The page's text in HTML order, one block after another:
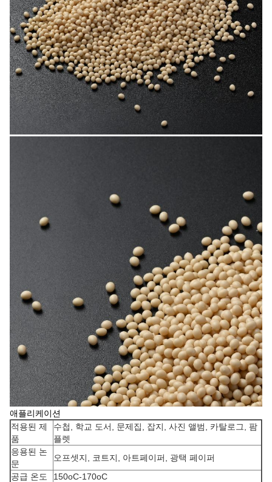
애플리케이션
적용된 제
품
수첩, 학교 도서, 문제집, 잡지, 사진 앨범, 카탈로그, 팜
플렛
응용된 논
문
오프셋지, 코트지, 아트페이퍼, 광택 페이퍼
공급 온도
150oC-170oC